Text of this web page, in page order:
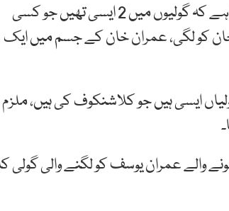
ملزم نوید کے گھر کے قریب گراؤنڈ سے 10 خول ملے، رپورٹ میں کہا گیا ہے کہ گولیوں میں 2 ایسی تھیں جو کسی
کو لگی، عمران خان کے جسم میں ایک
ایسی ہیں جو کلاشنکوف کی ہیں، ملزم
عمران یوسف کو لگنے والی گولی